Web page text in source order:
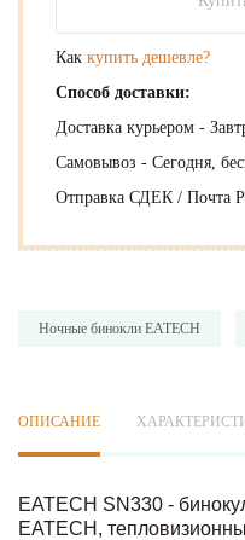
Как купить дешевле?
Способ доставки:
Доставка курьером -
Самовывоз - Сегодня,
Отправка СДЕК / Почта
Ночные бинокли EATECH
ОПИСАНИЕ
EATECH SN330 -
EATECH,